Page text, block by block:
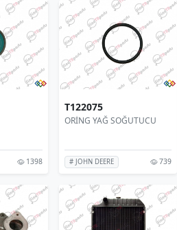
1398
T122075
ORİNG YAĞ SOĞUTUCU
# JOHN DEERE 739